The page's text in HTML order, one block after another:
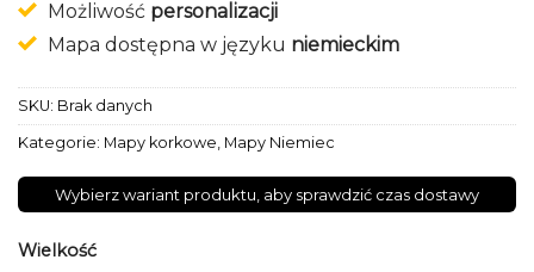
Możliwość personalizacji
Mapa dostępna w języku niemieckim
SKU: Brak danych
Kategorie: Mapy korkowe Mapy Niemiec
Wybierz wariant produktu, aby sprawdzić czas dostawy
Wielkość